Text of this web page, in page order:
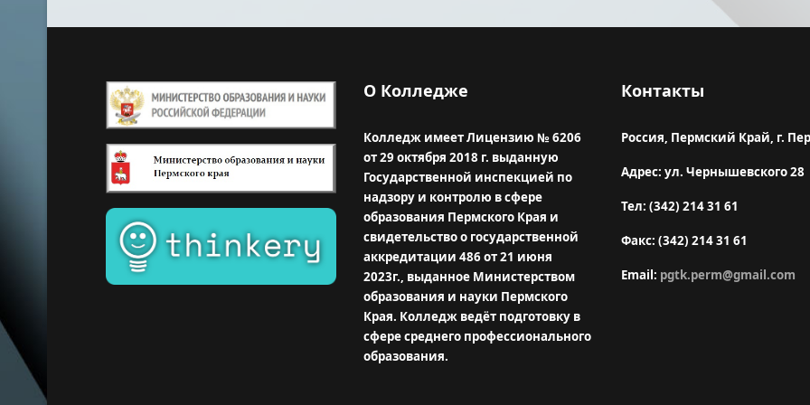
О Колледже
Колледж имеет Лицензию № 6206
от 29 октября 2018 г. выданную
Государственной инспекцией по
надзору и контролю в сфере
образования Пермского Края и
свидетельство о государственной
аккредитации 486 от 21 июня
2023г., выданное Министерством
образования и науки Пермского
Края. Колледж ведёт подготовку в
сфере среднего профессионального
образования.
Контакты
Россия, Пермский Край, г.
Адрес: ул. Чернышевского 28
Тел: (342) 214 31 61
Факс: (342) 214 31 61
Email: pgtk.perm@gmail.com